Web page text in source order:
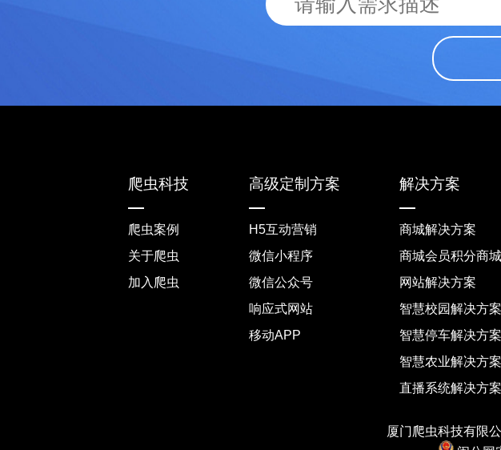
爬虫科技
爬虫案例
关于爬虫
加入爬虫
高级定制方案
H5互动营销
微信小程序
微信公众号
响应式网站
移动APP
解决方案
商城解决方案
商城会员积分商
网站解决方案
智慧校园解决方案
智慧停车解决方案
智慧农业解决方案
直播系统解决方案
厦门爬虫科技有限